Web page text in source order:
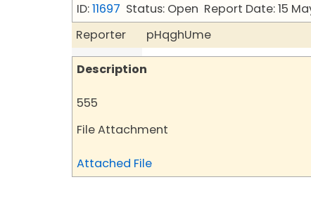
ID:11697 Status: Open Report Date: 15
Reporter
pHqghUme
Description
555
File Attachment
Attached File